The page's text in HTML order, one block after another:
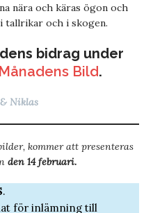
nära och käras ögon och
tallrikar och i skogen.
bidrag under
Bild.
Niklas
kommer att presenteras
den 14 februari.
.
för inlämning till